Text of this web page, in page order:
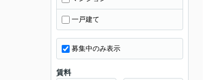
一戸建て
募集中のみ表示
賃料